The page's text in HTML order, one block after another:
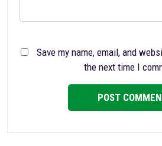
Save my name, email, and
the next time I